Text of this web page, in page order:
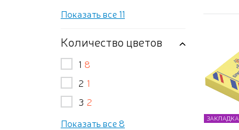
Показать все 11
Количество цветов
1 8
2 1
3 2
Показать все 8
ЗАКЛАДКА